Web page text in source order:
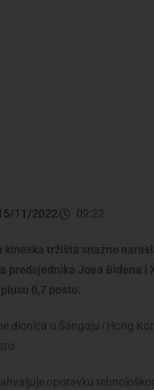
11/2022 09:22
tržišta snažno
predsjednika Joea Bidena i
0,7 posto.
dionica u Šangaju i Hong
oporavku